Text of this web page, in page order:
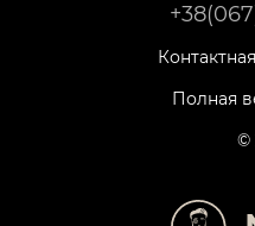
Полная
©